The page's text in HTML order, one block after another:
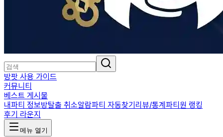
방팟 사용 가이드
커뮤니티
베스트 게시물
내파티 정보방탈출 취소알람파티 자동찾기리뷰/통계파티원 랭킹
후기 라운지
메뉴 열기